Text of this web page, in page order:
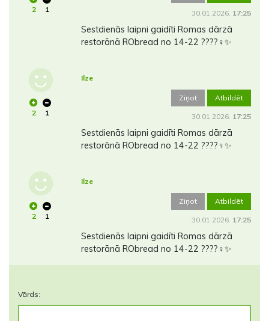
2 1 30.01.2026. 17:25
Sestdienās laipni gaidīti Romas dārzā
restorānā RObread no 14-22 ????‍♀️✨
2 1
Ilze
Ziņot Atbildēt
30.01.2026. 17:25
Sestdienās laipni gaidīti Romas dārzā
restorānā RObread no 14-22 ????‍♀️✨
2 1
Ilze
Ziņot Atbildēt
30.01.2026. 17:25
Sestdienās laipni gaidīti Romas dārzā
restorānā RObread no 14-22 ????‍♀️✨
Vārds: